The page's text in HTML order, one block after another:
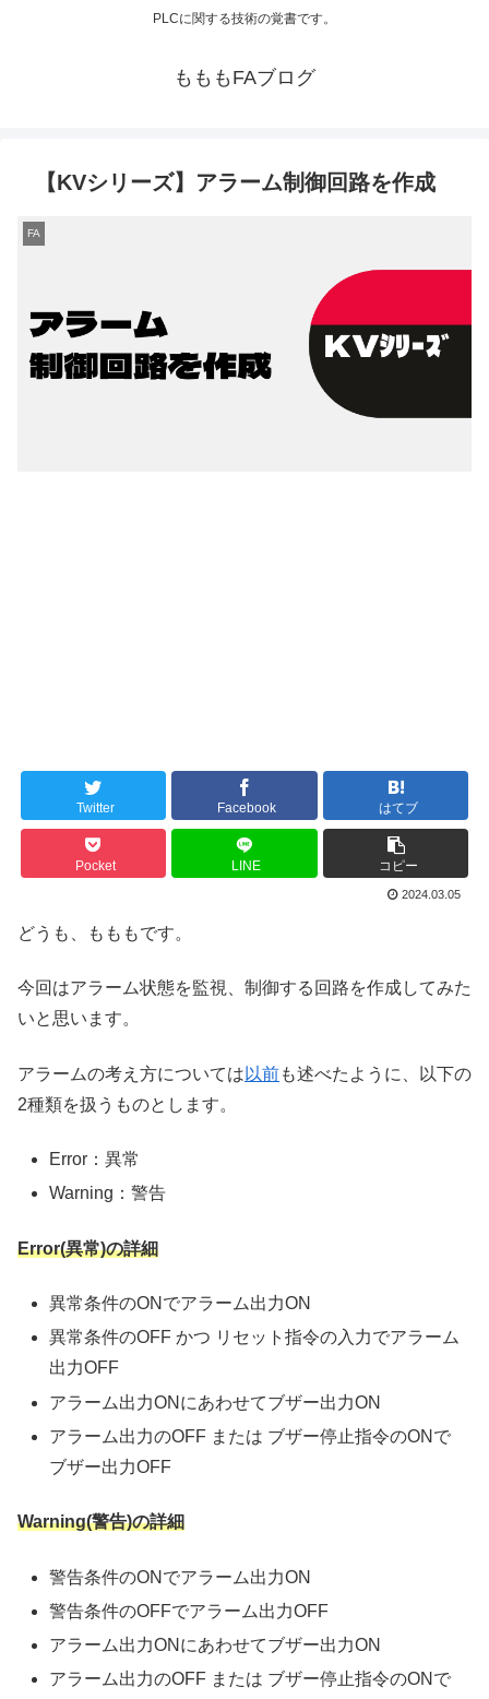
PLCに関する技術の覚書です。
もももFAブログ
【KVシリーズ】アラーム制御回路を作成
FA
Twitter Facebook はてブ
Pocket LINE コピー
2024.03.05
どうも、もももです。
今回はアラーム状態を監視、制御する回路を作成してみた
いと思います。
アラームの考え方については 以前も述べたように、以下の
2種類を扱うものとします。
Error：異常
Warning：警告
Error(異常)の詳細
異常条件のONでアラーム出力ON
異常条件のOFF かつ リセット指令の入力でアラーム
出力OFF
アラーム出力ONにあわせてブザー出力ON
アラーム出力のOFF または ブザー停止指令のONで
ブザー出力OFF
Warning(警告)の詳細
警告条件のONでアラーム出力ON
警告条件のOFFでアラーム出力OFF
アラーム出力ONにあわせてブザー出力ON
アラーム出力のOFF または ブザー停止指令のONで